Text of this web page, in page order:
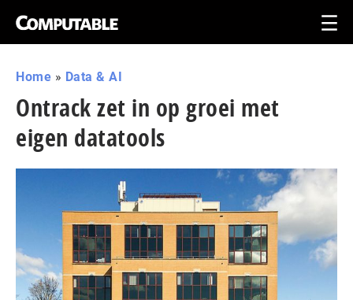
Home » Data & AI
Ontrack zet in op groei met
eigen datatools